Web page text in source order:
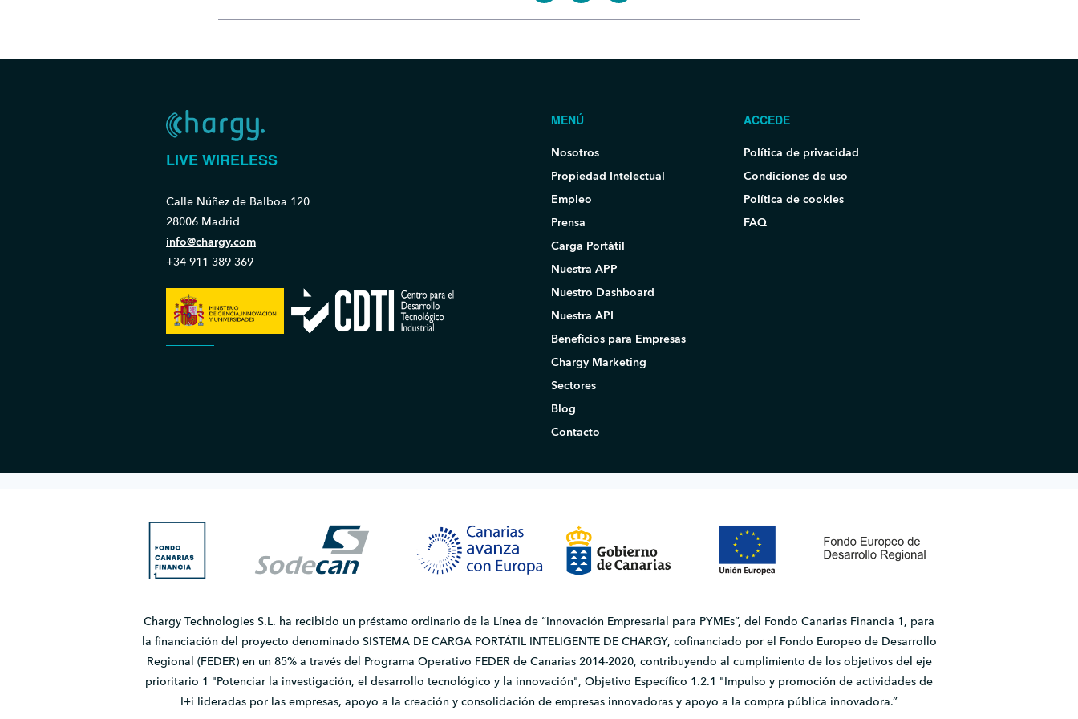
LIVE WIRELESS
Calle Núñez de Balboa 120
28006 Madrid
info@chargy.com
+34 911 389 369
MENÚ
Nosotros
Propiedad Intelectual
Empleo
Prensa
Carga Portátil
Nuestra APP
Nuestro Dashboard
Nuestra API
Beneficios para Empresas
Chargy Marketing
Sectores
Blog
Contacto
ACCEDE
Política de privacidad
Condiciones de uso
Política de cookies
FAQ
Chargy Technologies S.L. ha recibido un préstamo ordinario de la Línea de “Innovación Empresarial para PYMEs”, del Fondo Canarias Financia 1, para
la financiación del proyecto denominado SISTEMA DE CARGA PORTÁTIL INTELIGENTE DE CHARGY, cofinanciado por el Fondo Europeo de Desarrollo
Regional (FEDER) en un 85% a través del Programa Operativo FEDER de Canarias 2014-2020, contribuyendo al cumplimiento de los objetivos del eje
prioritario 1 "Potenciar la investigación, el desarrollo tecnológico y la innovación", Objetivo Específico 1.2.1 "Impulso y promoción de actividades de
I+i lideradas por las empresas, apoyo a la creación y consolidación de empresas innovadoras y apoyo a la compra pública innovadora.”